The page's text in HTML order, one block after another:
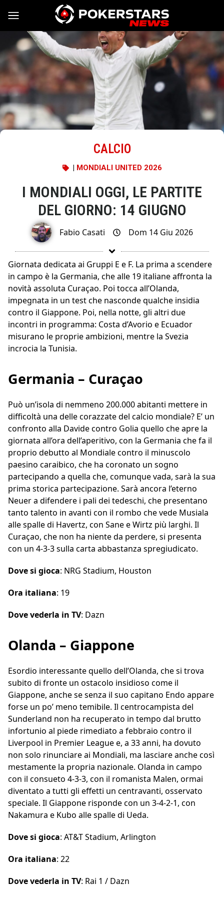
Vai al contenuto
CALCIO
| MONDIALI UNITED 2026
I MONDIALI OGGI, LE PARTITE
DEL GIORNO: 14 GIUGNO
Fabio Casati Dom 14 Giu 2026
Giornata dedicata ai Gruppi E e F. La prima a scendere
in campo è la Germania, che alle 19 italiane affronta la
novità assoluta Curaçao. Poi tocca all’Olanda,
impegnata in un test che nasconde qualche insidia
contro il Giappone. Poi, nella notte, gli altri due
incontri in programma: Costa d’Avorio e Ecuador
misurano le proprie ambizioni, mentre la Svezia
incrocia la Tunisia.
Germania – Curaçao
Può un’isola di nemmeno 200.000 abitanti mettere in
difficoltà una delle corazzate del calcio mondiale? E’ un
confronto alla Davide contro Golia quello che apre la
giornata all’ora dell’aperitivo, con la Germania che fa il
proprio debutto al Mondiale contro il minuscolo
paesino caraibico, che ha coronato un sogno
partecipando a quella che, comunque vada, sarà la sua
prima storica partecipazione. Sarà ancora l’eterno
Neuer a difendere i pali dei tedeschi, che presentano
tanto talento in avanti con il rombo che vede Musiala
alle spalle di Havertz, con Sane e Wirtz più larghi. Il
Curaçao, che non ha niente da perdere, si presenta
con un 4-3-3 sulla carta abbastanza spregiudicato.
Dove si gioca: NRG Stadium, Houston
Ora italiana: 19
Dove vederla in TV: Dazn
Olanda – Giappone
Esordio interessante quello dell’Olanda, che si trova
subito di fronte un ostacolo insidioso come il
Giappone, anche se senza il suo capitano Endo appare
forse un po’ meno temibile. Il centrocampista del
Sunderland non ha recuperato in tempo dal brutto
infortunio al piede rimediato a febbraio contro il
Liverpool in Premier League e, a 33 anni, ha dovuto
non solo rinunciare ai Mondiali, ma lasciare anche così
mestamente la propria nazionale. Olanda in campo
con il consueto 4-3-3, con il romanista Malen, ormai
diventato a tutti gli effetti un centravanti, osservato
speciale. Il Giappone risponde con un 3-4-2-1, con
Nakamura e Kubo alle spalle di Ueda.
Dove si gioca: AT&T Stadium, Arlington
Ora italiana: 22
Dove vederla in TV: Rai 1 / Dazn